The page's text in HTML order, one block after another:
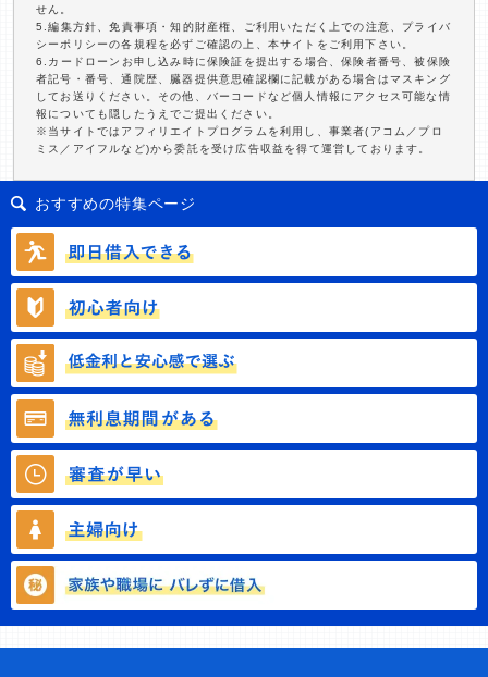
せん。
5.編集方針、免責事項・知的財産権、ご利用いただく上での注意、プライバ
シーポリシーの各規程を必ずご確認の上、本サイトをご利用下さい。
6.カードローンお申し込み時に保険証を提出する場合、保険者番号、被保険
者記号・番号、通院歴、臓器提供意思確認欄に記載がある場合はマスキング
してお送りください。その他、バーコードなど個人情報にアクセス可能な情
報についても隠したうえでご提出ください。
※当サイトではアフィリエイトプログラムを利用し、事業者(アコム／プロ
ミス／アイフルなど)から委託を受け広告収益を得て運営しております。
おすすめの特集ページ